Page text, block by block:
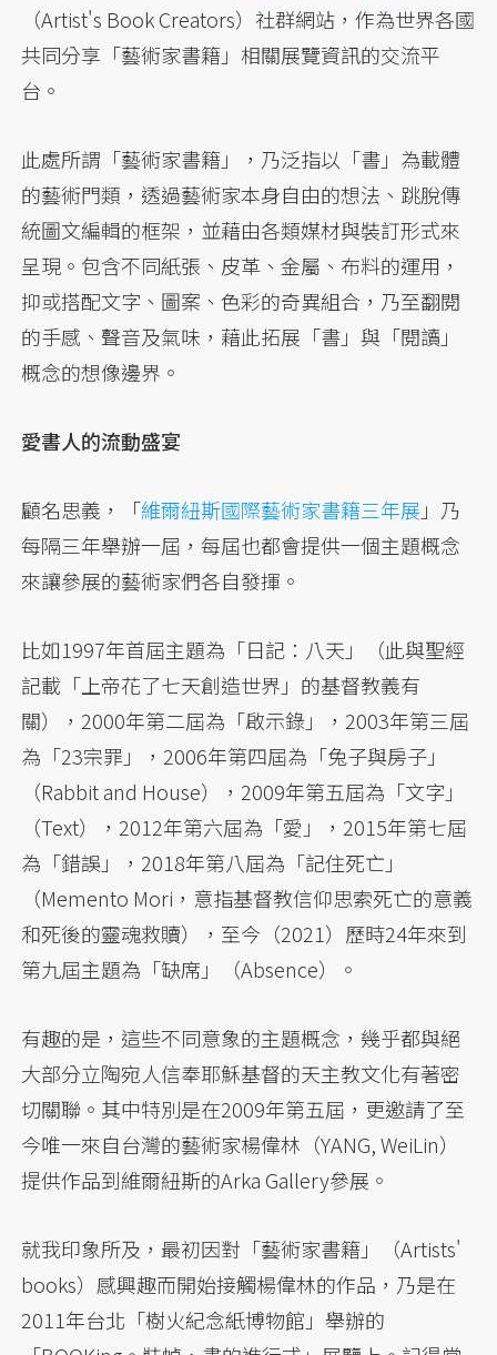
（Artist's Book Creators）社群網站，作為世界各國
共同分享「藝術家書籍」相關展覽資訊的交流平
台。
此處所謂「藝術家書籍」，乃泛指以「書」為載體
的藝術門類，透過藝術家本身自由的想法、跳脫傳
統圖文編輯的框架，並藉由各類媒材與裝訂形式來
呈現。包含不同紙張、皮革、金屬、布料的運用，
抑或搭配文字、圖案、色彩的奇異組合，乃至翻閱
的手感、聲音及氣味，藉此拓展「書」與「閱讀」
概念的想像邊界。
愛書人的流動盛宴
顧名思義，「維爾紐斯國際藝術家書籍三年展 」乃
每隔三年舉辦一屆，每屆也都會提供一個主題概念
來讓參展的藝術家們各自發揮。
比如1997年首屆主題為「日記：八天」（此與聖經
記載「上帝花了七天創造世界」的基督教義有
關），2000年第二屆為「啟示錄」，2003年第三屆
為「23宗罪」，2006年第四屆為「兔子與房子」
（Rabbit and House），2009年第五屆為「文字」
（Text），2012年第六屆為「愛」，2015年第七屆
為「錯誤」，2018年第八屆為「記住死亡」
（Memento Mori，意指基督教信仰思索死亡的意義
和死後的靈魂救贖），至今（2021）歷時24年來到
第九屆主題為「缺席」（Absence）。
有趣的是，這些不同意象的主題概念，幾乎都與絕
大部分立陶宛人信奉耶穌基督的天主教文化有著密
切關聯。其中特別是在2009年第五屆，更邀請了至
今唯一來自台灣的藝術家楊偉林（YANG, WeiLin）
提供作品到維爾紐斯的Arka Gallery參展。
就我印象所及，最初因對「藝術家書籍」（Artists'
books）感興趣而開始接觸楊偉林的作品，乃是在
2011年台北「樹火紀念紙博物館」舉辦的